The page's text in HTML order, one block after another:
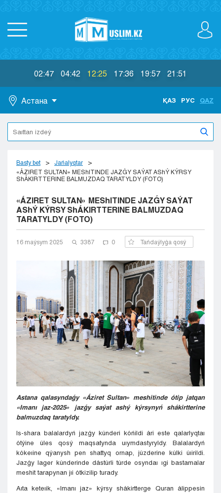
02:47 04:42 12:25 17:36 19:57 21:51
Астана
Astana
Almaty
Aktobe
Atyraý
Jezkazgan
Karaganda
Kokshetaý
Kostanaı
Kyzylorda
Pavlodar
Taraz
Týrkestan
Ýralsk
Ýst-Kamenogorsk
Shymkent
ҚАЗ РУС QAZ
Basty bet
Jańalyqtar
«ÁZIRET SULTAN» MEShITINDE JAZǴY SAÝAT AShÝ KÝRSY
ShÁKIRTTERINE BALMUZDAQ TARATYLDY (FOTO)
«ÁZIRET SULTAN» MEShITINDE JAZǴY SAÝAT
AShÝ KÝRSY ShÁKIRTTERINE BALMUZDAQ
TARATYLDY (FOTO)
16 maýsym 2025 3387 0 Tańdaýlyǵa qosý
Astana qalasyndaǵy «Áziret Sultan» meshitinde ótip jatqan
«Imanı jaz-2025» jazǵy saýat ashý kýrsynyń shákirtterine
balmuzdaq taratyldy.
Is-shara balalardyń jazǵy kúnderi kóńildi ári este qalarlyqtaı
ótýine úles qosý maqsatynda uıymdastyryldy. Balalardyń
kókeıine qýanysh pen shattyq ornap, júzderine kúlki úıirildi.
Jazǵy lager kúnderinde dástúrli túrde osyndaı ıgi bastamalar
meshit tarapynan jıi ótkizilip turady.
Aıta keteıik, «Imanı jaz» kýrsy shákirtterge Quran álippesin